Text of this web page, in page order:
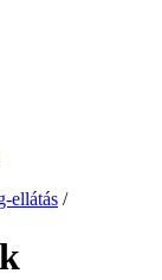
ellátás /